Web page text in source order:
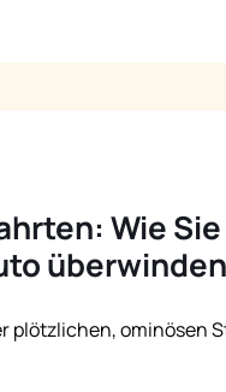
Wie Sie
überwinden
plötzlichen, ominösen